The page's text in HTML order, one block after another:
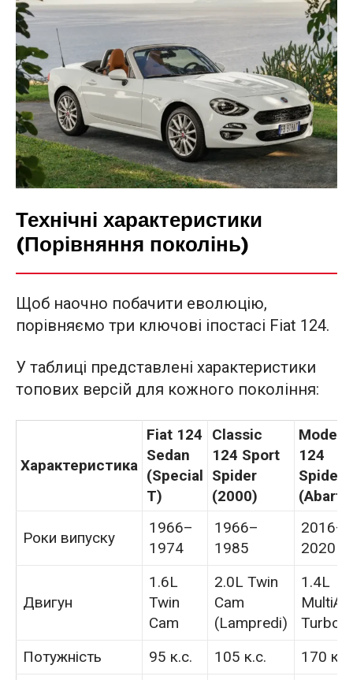
Технічні характеристики
(Порівняння поколінь)
Щоб наочно побачити еволюцію,
порівняємо три ключові іпостасі Fiat 124.
У таблиці представлені характеристики
топових версій для кожного покоління:
Характеристика
Fiat 124
Sedan
(Special
T)
Classic
124 Sport
Spider
(2000)
Modern
124
Spider
Роки випуску
1966–
1974
1966–
1985
2016–
2020
Двигун
1.6L
Twin
Cam
2.0L Twin
Cam
(Lampredi)
1.4L
MultiAir
Turbo
Потужність
95 к.с. 105 к.с.
170 к.с.